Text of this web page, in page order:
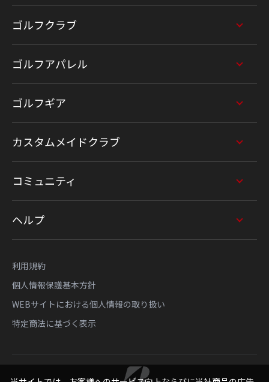
ゴルフクラブ
ゴルフアパレル
ゴルフギア
カスタムメイドクラブ
コミュニティ
ヘルプ
利用規約
個人情報保護基本方針
WEBサイトにおける個人情報の取り扱い
特定商法に基づく表示